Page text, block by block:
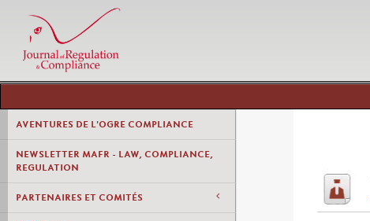
AVENTURES DE L'OGRE COMPLIANCE
NEWSLETTER MAFR - LAW, COMPLIANCE,
REGULATION
PARTENAIRES ET COMITÉS